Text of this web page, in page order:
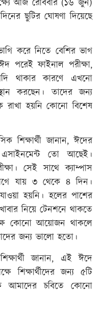
আজ রোববার (১৬ জুন)
ছুটির ঘোষণা দিয়েছে
করে নিতে বেশির ভাগ
পরেই ফাইনাল পরীক্ষা,
থাকার কারণে এখনো
করছেন। তাদের জন্য
রাখা হয়নি কোনো বিশেষ
শিক্ষার্থী জানান, ঈদের
এসাইনমেন্ট তো আছেই।
সেই সাথে ক্যাম্পাস
যায় ৩ থেকে ৪ দিন।
হয়নি। হলের পাশের
নিয়ে টেনশনে থাকতে
কোনো আয়োজন থাকলে
জন্য ভালো হতো।
জানান, এই ঈদে
শিক্ষার্থীদের জন্য ৫টি
আমাদের চবিতে কোনো